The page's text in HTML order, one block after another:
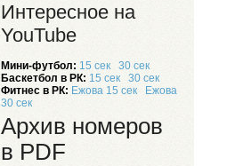
Интересное на
YouTube
Мини-футбол: 15 сек
30 сек
Баскетбол в РК: 15 сек
30 сек
Фитнес в РК: Ежова 15 сек
Ежова
30 сек
Архив номеров
в PDF